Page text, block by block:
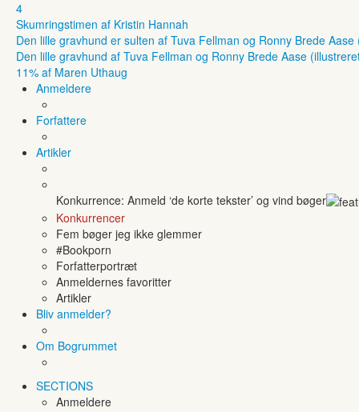
4
Skumringstimen af Kristin Hannah
Den lille gravhund er sulten af Tuva Fellman og Ronny Brede
Den lille gravhund af Tuva Fellman og Ronny Brede Aase
11% af Maren Uthaug
Anmeldere
Forfattere
Artikler
Konkurrence: Anmeld ‘de korte tekster’ og vind bøger
Konkurrencer
Fem bøger jeg ikke glemmer
#Bookporn
Forfatterportræt
Anmeldernes favoritter
Artikler
Bliv anmelder?
Om Bogrummet
SECTIONS
Anmeldere